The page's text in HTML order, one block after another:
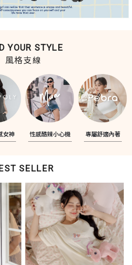
YOUR STYLE
風格支線
女神 性感酷辣小心機 專屬舒適內著
SELLER